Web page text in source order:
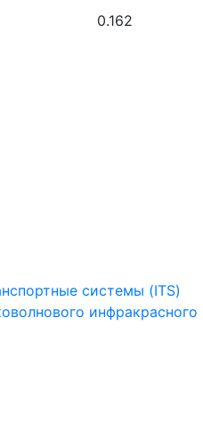
0.162
системы (ITS)
инфракрасного